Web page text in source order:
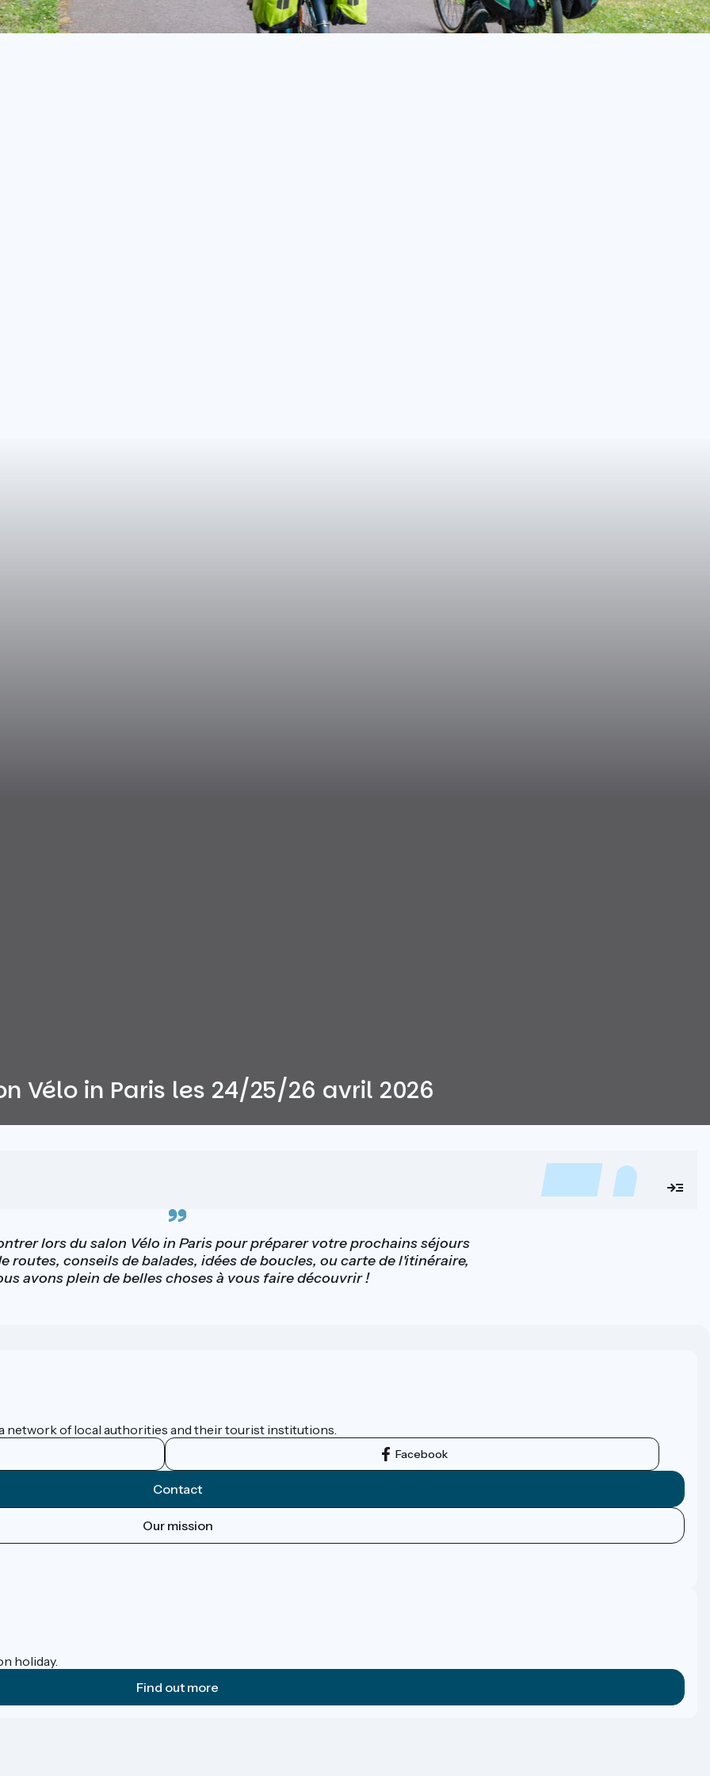
Vélo in Paris les 24/25/26 avril 2026
lors du salon Vélo in Paris pour préparer votre prochains séjours
routes, conseils de balades, idées de boucles, ou carte de l'itinéraire,
avons plein de belles choses à vous faire découvrir !
network of local authorities and their tourist institutions.
Facebook
Contact
Our mission
holiday.
Find out more